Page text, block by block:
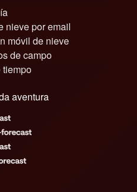
nieve por email
móvil de nieve
de campo
tiempo
aventura